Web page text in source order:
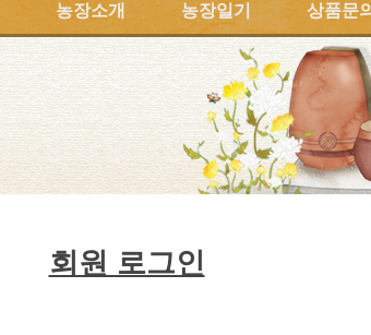
농장소개 농장일기 상품문
회원 로그인